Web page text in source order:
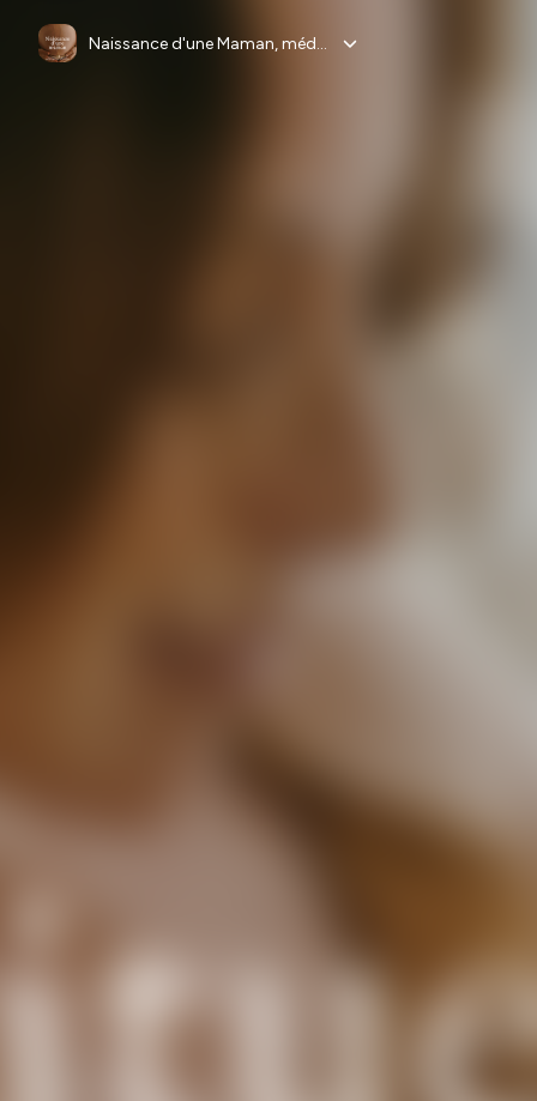
Naissance d'une Maman, méditations guidées pour la grossesse, l'accouchement et le post-partum